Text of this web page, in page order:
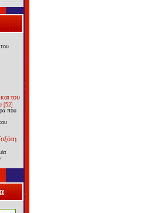
του
[52]
που